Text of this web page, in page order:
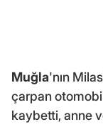
Muğla'nın
çarpan
kaybetti, anne